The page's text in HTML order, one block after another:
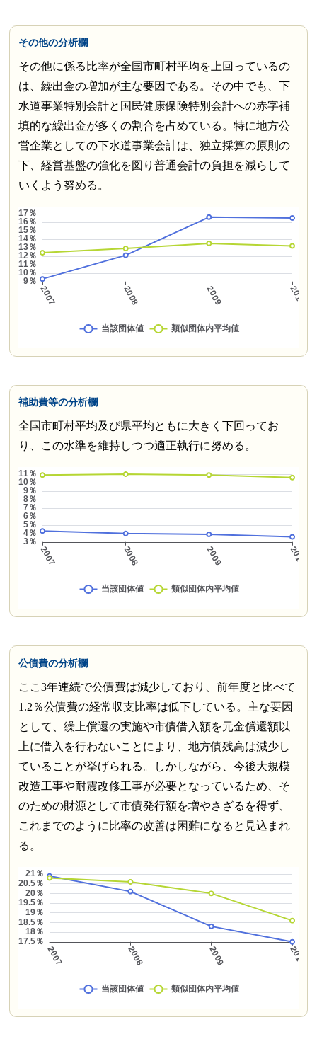
その他の分析欄
その他に係る比率が全国市町村平均を上回っているの
は、繰出金の増加が主な要因である。その中でも、下
水道事業特別会計と国民健康保険特別会計への赤字補
填的な繰出金が多くの割合を占めている。特に地方公
営企業としての下水道事業会計は、独立採算の原則の
下、経営基盤の強化を図り普通会計の負担を減らして
いくよう努める。
補助費等の分析欄
全国市町村平均及び県平均ともに大きく下回ってお
り、この水準を維持しつつ適正執行に努める。
公債費の分析欄
ここ3年連続で公債費は減少しており、前年度と比べて
1.2％公債費の経常収支比率は低下している。主な要因
として、繰上償還の実施や市債借入額を元金償還額以
上に借入を行わないことにより、地方債残高は減少し
ていることが挙げられる。しかしながら、今後大規模
改造工事や耐震改修工事が必要となっているため、そ
のための財源として市債発行額を増やさざるを得ず、
これまでのように比率の改善は困難になると見込まれ
る。